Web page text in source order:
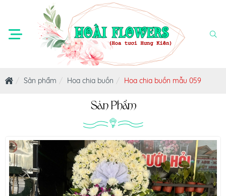
Sản phẩm Hoa chia buồn Hoa chia buồn mẫu 059
Sản Phẩm